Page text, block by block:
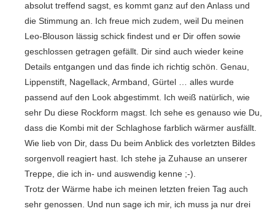
absolut treffend sagst, es kommt ganz auf den Anlass und
die Stimmung an. Ich freue mich zudem, weil Du meinen
Leo-Blouson lässig schick findest und er Dir offen sowie
geschlossen getragen gefällt. Dir sind auch wieder keine
Details entgangen und das finde ich richtig schön. Genau,
Lippenstift, Nagellack, Armband, Gürtel … alles wurde
passend auf den Look abgestimmt. Ich weiß natürlich, wie
sehr Du diese Rockform magst. Ich sehe es genauso wie Du,
dass die Kombi mit der Schlaghose farblich wärmer ausfällt.
Wie lieb von Dir, dass Du beim Anblick des vorletzten Bildes
sorgenvoll reagiert hast. Ich stehe ja Zuhause an unserer
Treppe, die ich in- und auswendig kenne ;-).
Trotz der Wärme habe ich meinen letzten freien Tag auch
sehr genossen. Und nun sage ich mir, ich muss ja nur drei